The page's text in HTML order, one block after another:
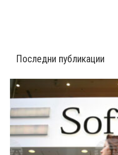
Последни публикации